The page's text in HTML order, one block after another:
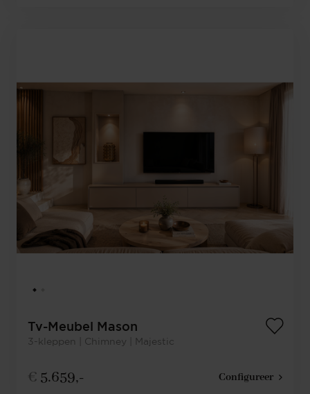
Tv-Meubel Mason
3-kleppen | Chimney | Majestic
€ 5.659,- Configureer